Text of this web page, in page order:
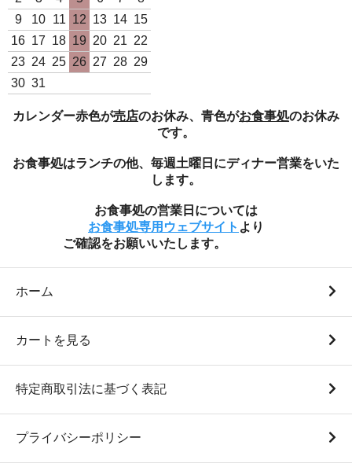
白米10Kg袋（日本一のコ
シヒカリ 令和7年度産）
9,800円(税込)
950円(税込)
4,750円(税込)
9
10 11 12 13 14 15
16 17 18 19 20 21 22
23 24 25 26 27 28 29
30 31
カレンダー赤色が売店のお休み、青色がお食事処のお休み
です。
お食事処はランチの他、毎週土曜日にディナー営業をいた
します。
お食事処の営業日については
お食事処専用ウェブサイト より
ご確認をお願いいたします。
ホーム
カートを見る
特定商取引法に基づく表記
プライバシーポリシー